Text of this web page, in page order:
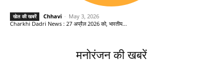
खेल की खबरें Chhavi - May 3, 2026
Charkhi Dadri News : 27 अप्रैल 2026 को, भारतीय...
मनोरंजन की खबरें